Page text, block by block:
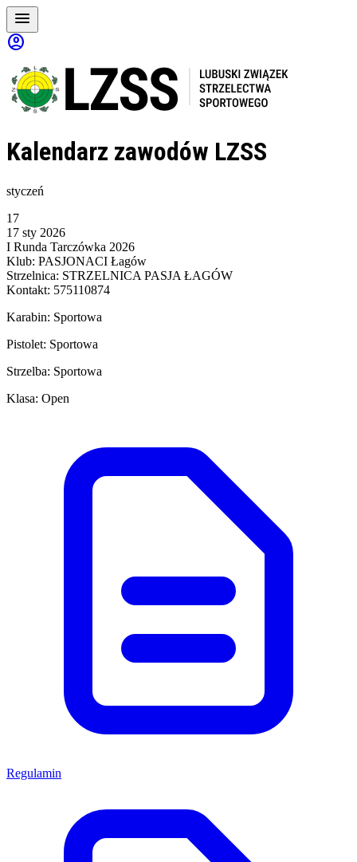
menu
account_circle
Kalendarz zawodów LZSS
styczeń
17
17 sty 2026
I Runda Tarczówka 2026
Klub: PASJONACI Łagów
Strzelnica: STRZELNICA PASJA ŁAGÓW
Kontakt: 575110874
Karabin: Sportowa
Pistolet: Sportowa
Strzelba: Sportowa
Klasa: Open
Regulamin